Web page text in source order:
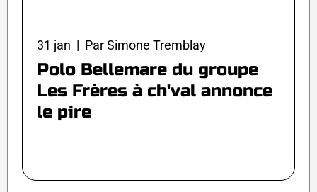
31 jan | Par Simone Tremblay
Polo Bellemare du groupe
Les Frères à ch'val annonce
le pire